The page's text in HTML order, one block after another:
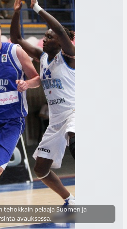
tehokkain pelaaja Suomen ja
avauksessa.